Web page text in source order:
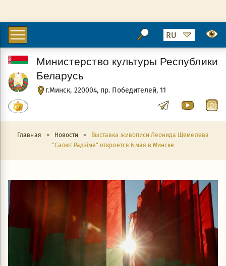
г.Минск, 220004, пр. Победителей, 11
Министерство культуры Республики
Беларусь
Главная > Новости >
Выставка живописи Леонида Щемелева
"Салют Радзіме" откроется 6 мая в Минске